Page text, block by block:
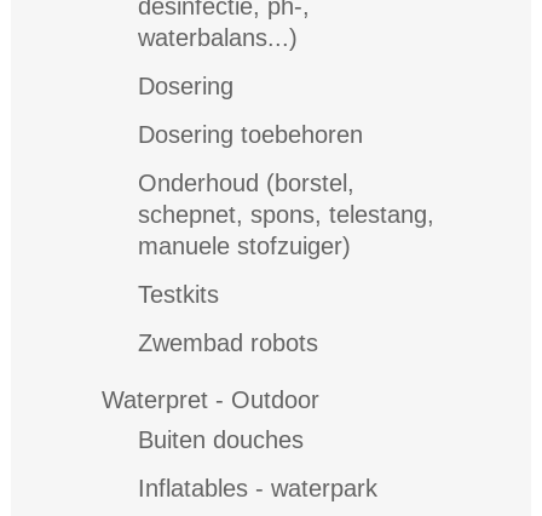
desinfectie, ph-,
waterbalans...)
Dosering
Dosering toebehoren
Onderhoud (borstel,
schepnet, spons, telestang,
manuele stofzuiger)
Testkits
Zwembad robots
Waterpret - Outdoor
Buiten douches
Inflatables - waterpark